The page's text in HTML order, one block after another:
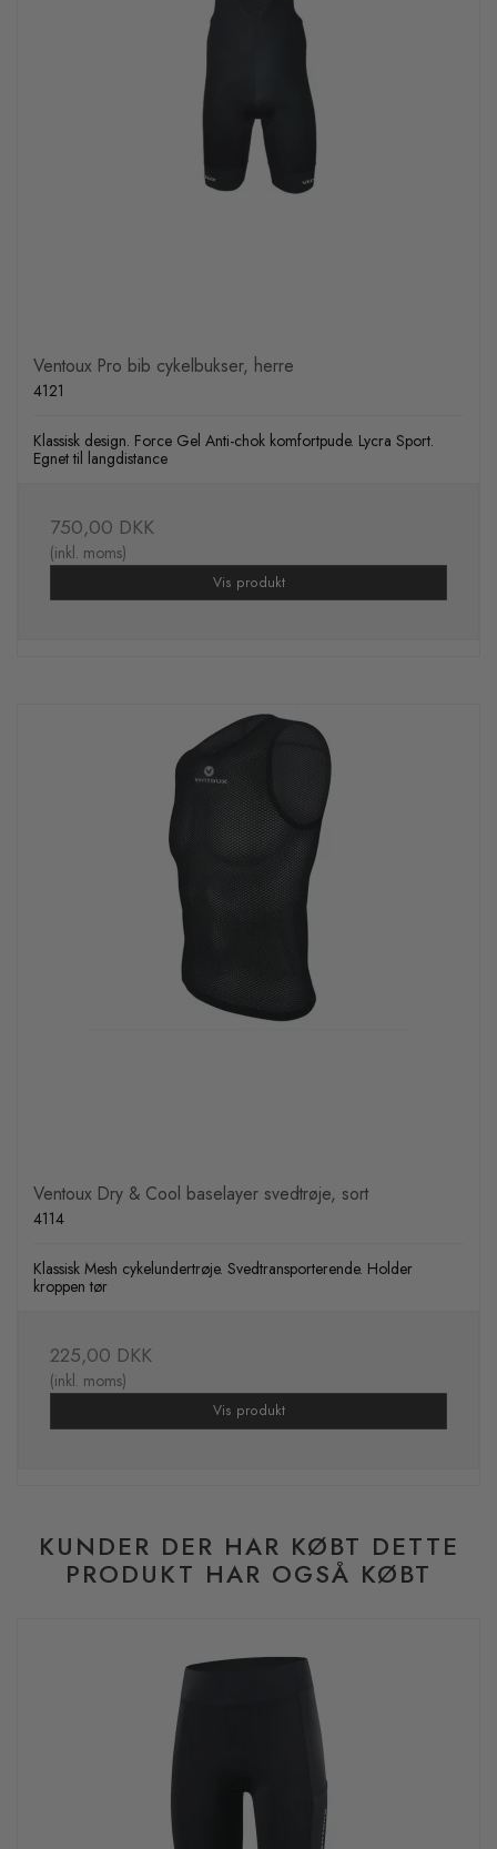
Ventoux Pro bib cykelbukser, herre
4121
Klassisk design. Force Gel Anti-chok komfortpude. Lycra Sport.
Egnet til langdistance
750,00 DKK
(inkl. moms)
Vis produkt
Ventoux Dry & Cool baselayer svedtrøje, sort
4114
Klassisk Mesh cykelundertrøje. Svedtransporterende. Holder
kroppen tør
225,00 DKK
(inkl. moms)
Vis produkt
KUNDER DER HAR KØBT DETTE
PRODUKT HAR OGSÅ KØBT